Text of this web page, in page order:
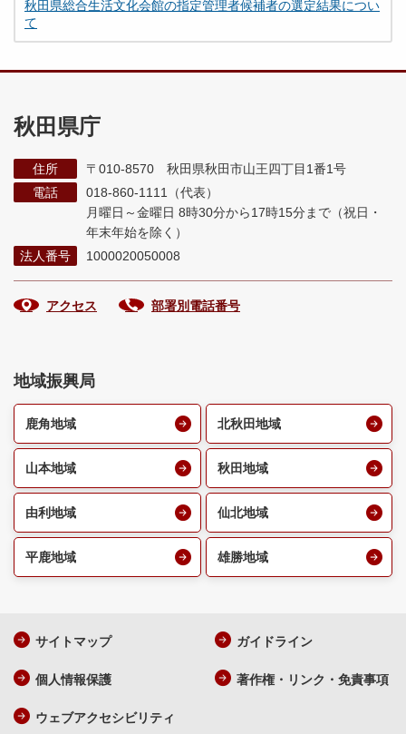
秋田県総合生活文化会館の指定管理者候補者の選定結果につい
て
秋田県庁
住所
〒010-8570 秋田県秋田市山王四丁目1番1号
電話
018-860-1111（代表）
月曜日～金曜日 8時30分から17時15分まで （祝日・
年末年始を除く）
法人番号
1000020050008
アクセス 部署別電話番号
地域振興局
鹿角地域 北秋田地域
山本地域 秋田地域
由利地域 仙北地域
平鹿地域 雄勝地域
サイトマップ ガイドライン
個人情報保護 著作権・リンク・免責事項
ウェブアクセシビリティ